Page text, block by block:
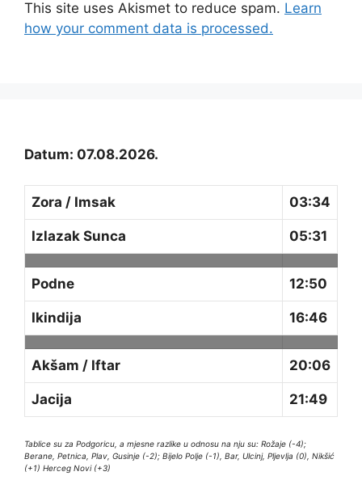
This site uses Akismet to reduce spam. Learn
how your comment data is processed.
Datum: 07.08.2026.
Zora / Imsak 03:34
Izlazak Sunca 05:31
Podne 12:50
Ikindija 16:46
Akšam / Iftar 20:06
Jacija 21:49
Tablice su za Podgoricu, a mjesne razlike u odnosu na nju su: Rožaje (-4);
Berane, Petnica, Plav, Gusinje (-2); Bijelo Polje (-1), Bar, Ulcinj, Pljevlja (0), Nikšić
(+1) Herceg Novi (+3)